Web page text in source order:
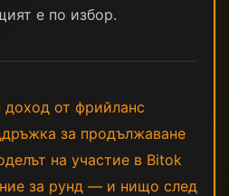
е по избор.
доход от фрийланс
за продължаване
на участие в Bitok
за рунд — и нищо след